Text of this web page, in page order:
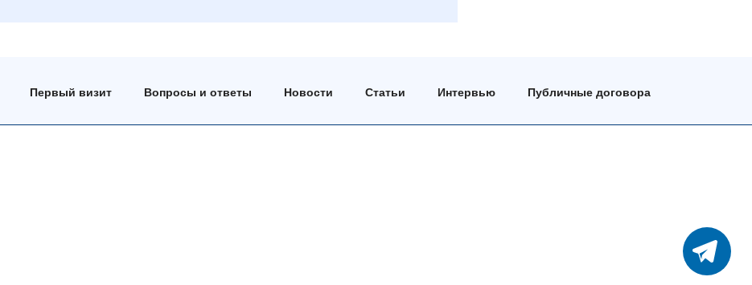
Первый визит Вопросы и ответы Новости Статьи Интервью Публичные договора